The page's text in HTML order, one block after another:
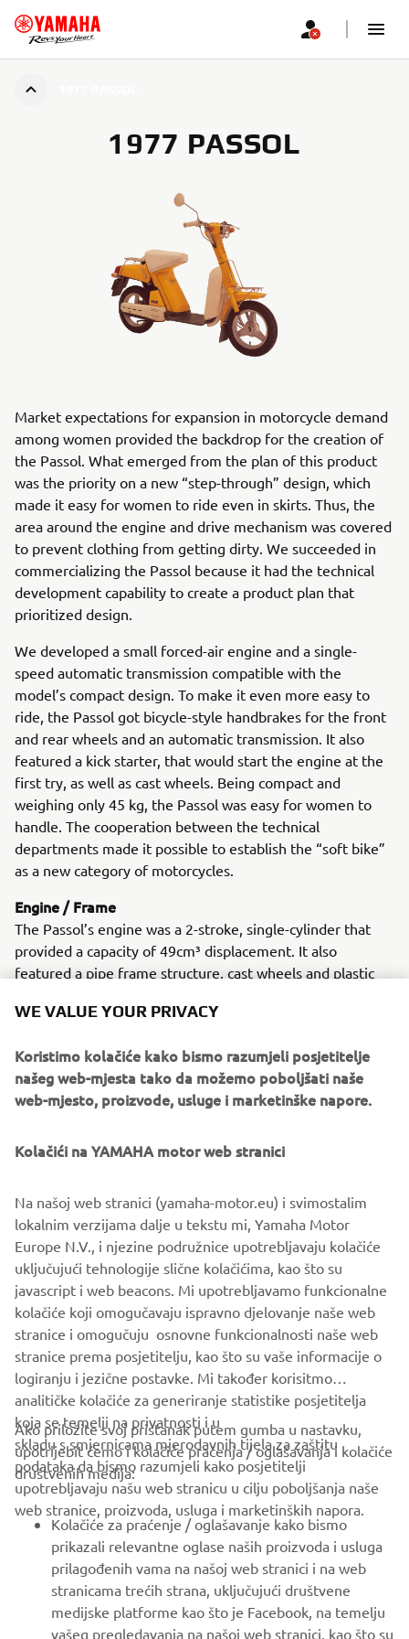
1977 PASSOL
Market expectations for expansion in motorcycle demand
among women provided the backdrop for the creation of
the Passol. What emerged from the plan of this product
was the priority on a new “step-through” design, which
made it easy for women to ride even in skirts. Thus, the
area around the engine and drive mechanism was covered
to prevent clothing from getting dirty. We succeeded in
commercializing the Passol because it had the technical
development capability to create a product plan that
prioritized design.
We developed a small forced-air engine and a single-
speed automatic transmission compatible with the
model’s compact design. To make it even more easy to
ride, the Passol got bicycle-style handbrakes for the front
and rear wheels and an automatic transmission. It also
featured a kick starter, that would start the engine at the
first try, as well as cast wheels. Being compact and
weighing only 45 kg, the Passol was easy for women to
handle. The cooperation between the technical
departments made it possible to establish the “soft bike”
as a new category of motorcycles.
Engine / Frame
The Passol’s engine was a 2-stroke, single-cylinder that
provided a capacity of 49cm³ displacement. It also
featured a pipe frame structure, cast wheels and plastic
1978 85A
The information and/or imagery on these webpages may
never be used for commercial or non-commercial
purposes without the explicit written consent of Yamaha
Motor Europe N.V. and/or Yamaha Motor Co., Ltd.
Always ride in a safe manner and obey all local road laws.
CORPORATE
FOR BUSINESS
MORE YAMAHA
SUPPORT
WE VALUE YOUR PRIVACY
Koristimo kolačiće kako bismo razumjeli posjetitelje
našeg web-mjesta tako da možemo poboljšati naše
web-mjesto, proizvode, usluge i marketinške napore.
Kolačići na YAMAHA motor web stranici
Na našoj web stranici (yamaha-motor.eu) i svimostalim
lokalnim verzijama dalje u tekstu mi, Yamaha Motor
Europe N.V., i njezine podružnice upotrebljavaju kolačiće
uključujući tehnologije slične kolačićima, kao što su
javascript i web beacons. Mi upotrebljavamo funkcionalne
kolačiće koji omogučavaju ispravno djelovanje naše web
stranice i omogučuju osnovne funkcionalnosti naše web
stranice prema posjetitelju, kao što su vaše informacije o
logiranju i jezične postavke. Mi također korisitmo
analitičke kolačiće za generiranje statistike posjetitelja
koja se temelji na privatnosti i u
skladu s smjernicama mjerodavnih tijela za zaštitu
podataka da bismo razumjeli kako posjetitelji
upotrebljavaju našu web stranicu u cilju poboljšanja naše
web stranice, proizvoda, usluga i marketinških napora.
Ako priložite svoj pristanak putem gumba u nastavku,
upotrijebit ćemo i kolačiće praćenja / oglašavanja i kolačiće
društvenih medija:
Kolačiće za praćenje / oglašavanje kako bismo
prikazali relevantne oglase naših proizvoda i usluga
prilagođenih vama na našoj web stranici i na web
stranicama trećih strana, uključujući društvene
medijske platforme kao što je Facebook, na temelju
vašeg pregledavanja na našoj web stranici, kao što su